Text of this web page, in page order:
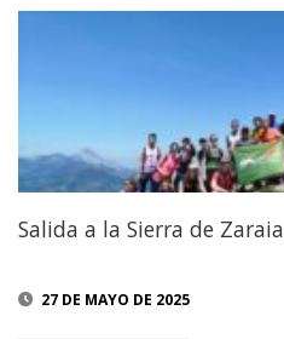
Salida a la Sierra de Zaraia
27 DE MAYO DE 2025